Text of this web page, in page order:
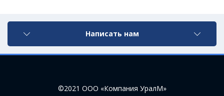
Написать нам
©2021 ООО «Компания УралМ»